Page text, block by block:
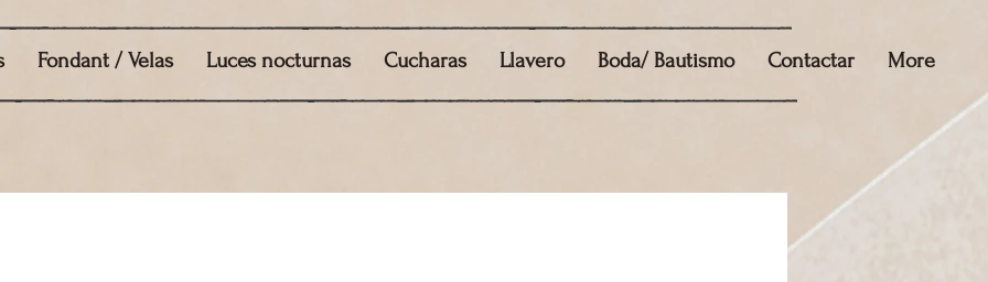
Fondant / Velas Luces nocturnas Cucharas Llavero Boda/ Bautismo Contactar More